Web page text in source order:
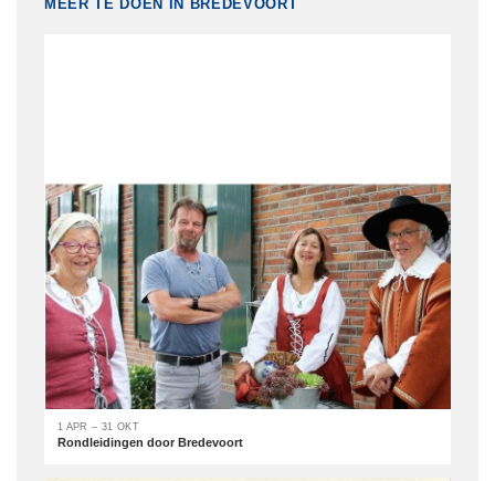
MEER TE DOEN IN BREDEVOORT
1 APR – 31 OKT
Rondleidingen door Bredevoort